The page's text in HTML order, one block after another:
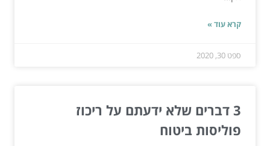
קרא עוד »
ספט 30, 2020
3 דברים שלא ידעתם על ריכוז
פוליסות ביטוח